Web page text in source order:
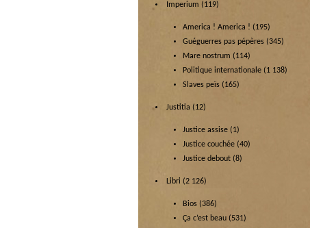
Imperium (119)
America ! America ! (195)
Guéguerres pas pépères (345)
Mare nostrum (114)
Politique internationale (1 138)
Slaves peïs (165)
Justitia (12)
Justice assise (1)
Justice couchée (40)
Justice debout (8)
Libri (2 126)
Bios (386)
Ça c’est beau (531)